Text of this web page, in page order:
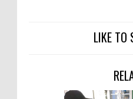
LIKE TO